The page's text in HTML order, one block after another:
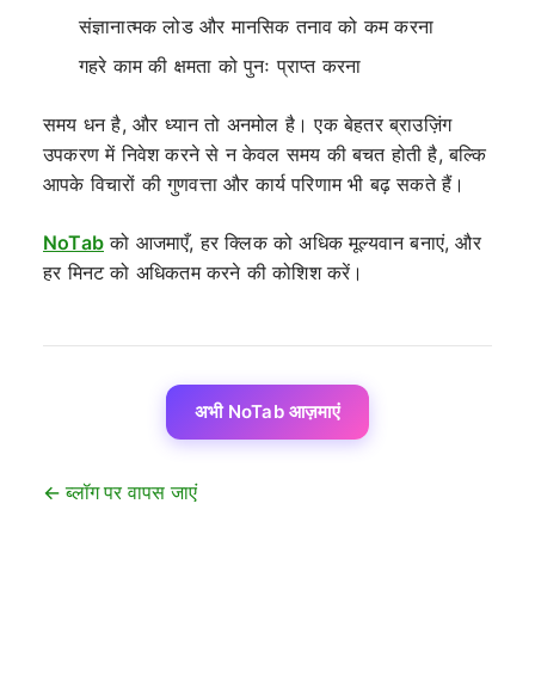
संज्ञानात्मक लोड और मानसिक तनाव को कम करना
गहरे काम की क्षमता को पुनः प्राप्त करना
समय धन है, और ध्यान तो अनमोल है। एक बेहतर ब्राउज़िंग
उपकरण में निवेश करने से न केवल समय की बचत होती है, बल्कि
आपके विचारों की गुणवत्ता और कार्य परिणाम भी बढ़ सकते हैं।
NoTab को आजमाएँ, हर क्लिक को अधिक मूल्यवान बनाएं, और
हर मिनट को अधिकतम करने की कोशिश करें।
अभी NoTab आज़माएं
← ब्लॉग पर वापस जाएं